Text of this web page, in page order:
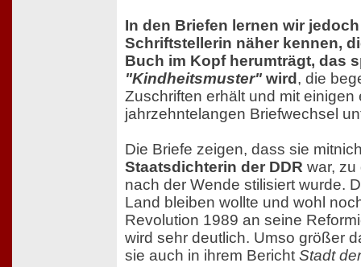
In den Briefen lernen wir
Schriftstellerin näher kennen,
Buch im Kopf herumträgt, das
"Kindheitsmuster" wird , die
Zuschriften erhält und mit einigen
jahrzehntelangen Briefwechsel
Die Briefe zeigen, dass sie
Staatsdichterin der DDR war, zu
nach der Wende stilisiert wurde.
Land bleiben wollte und wohl
Revolution 1989 an seine
wird sehr deutlich. Umso größer
sie auch in ihrem Bericht Stadt